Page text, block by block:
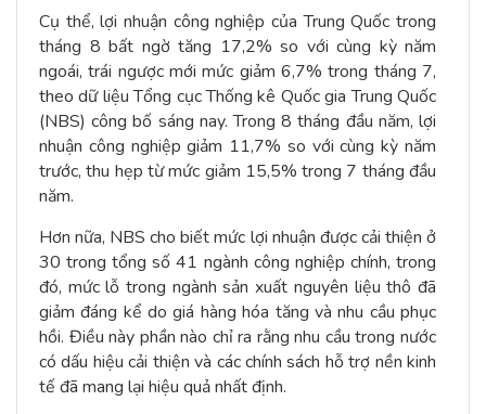
Cụ thể, lợi nhuận công nghiệp của Trung Quốc trong
tháng 8 bất ngờ tăng 17,2% so với cùng kỳ năm
ngoái, trái ngược mới mức giảm 6,7% trong tháng 7,
theo dữ liệu Tổng cục Thống kê Quốc gia Trung Quốc
(NBS) công bố sáng nay. Trong 8 tháng đầu năm, lợi
nhuận công nghiệp giảm 11,7% so với cùng kỳ năm
trước, thu hẹp từ mức giảm 15,5% trong 7 tháng đầu
năm.
Hơn nữa, NBS cho biết mức lợi nhuận được cải thiện ở
30 trong tổng số 41 ngành công nghiệp chính, trong
đó, mức lỗ trong ngành sản xuất nguyên liệu thô đã
giảm đáng kể do giá hàng hóa tăng và nhu cầu phục
hồi. Điều này phần nào chỉ ra rằng nhu cầu trong nước
có dấu hiệu cải thiện và các chính sách hỗ trợ nền kinh
tế đã mang lại hiệu quả nhất định.